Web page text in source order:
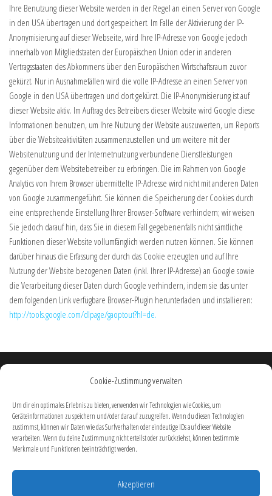
Cookie-Zustimmung verwalten
Um dir ein optimales Erlebnis zu bieten, verwenden wir Technologien wie Cookies, um
Geräteinformationen zu speichern und/oder darauf zuzugreifen. Wenn du diesen Technologien
zustimmst, können wir Daten wie das Surfverhalten oder eindeutige IDs auf dieser Website
verarbeiten. Wenn du deine Zustimmung nicht erteilst oder zurückziehst, können bestimmte
Merkmale und Funktionen beeinträchtigt werden.
Akzeptieren
Ihre Benutzung dieser Website werden in der Regel an einen Server von Google
in den USA übertragen und dort gespeichert. Im Falle der Aktivierung der IP-
Anonymisierung auf dieser Webseite, wird Ihre IP-Adresse von Google jedoch
innerhalb von Mitgliedstaaten der Europäischen Union oder in anderen
Vertragsstaaten des Abkommens über den Europäischen Wirtschaftsraum zuvor
gekürzt. Nur in Ausnahmefällen wird die volle IP-Adresse an einen Server von
Google in den USA übertragen und dort gekürzt. Die IP-Anonymisierung ist auf
dieser Website aktiv. Im Auftrag des Betreibers dieser Website wird Google diese
Informationen benutzen, um Ihre Nutzung der Website auszuwerten, um Reports
über die Websiteaktivitäten zusammenzustellen und um weitere mit der
Websitenutzung und der Internetnutzung verbundene Dienstleistungen
gegenüber dem Websitebetreiber zu erbringen. Die im Rahmen von Google
Analytics von Ihrem Browser übermittelte IP-Adresse wird nicht mit anderen Daten
von Google zusammengeführt. Sie können die Speicherung der Cookies durch
eine entsprechende Einstellung Ihrer Browser-Software verhindern; wir weisen
Sie jedoch darauf hin, dass Sie in diesem Fall gegebenenfalls nicht sämtliche
Funktionen dieser Website vollumfänglich werden nutzen können. Sie können
darüber hinaus die Erfassung der durch das Cookie erzeugten und auf Ihre
Nutzung der Website bezogenen Daten (inkl. Ihrer IP-Adresse) an Google sowie
die Verarbeitung dieser Daten durch Google verhindern, indem sie das unter
dem folgenden Link verfügbare Browser-Plugin herunterladen und installieren:
http://tools.google.com/dlpage/gaoptout?hl=de.
info@as-tickets.de
Sie erreichen uns Mo. – Fr.
von 09:00 bis 17:00 Uhr